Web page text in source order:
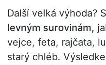
Další velká výhoda?
levným surovinám,
vejce, feta, rajčata,
starý chléb.